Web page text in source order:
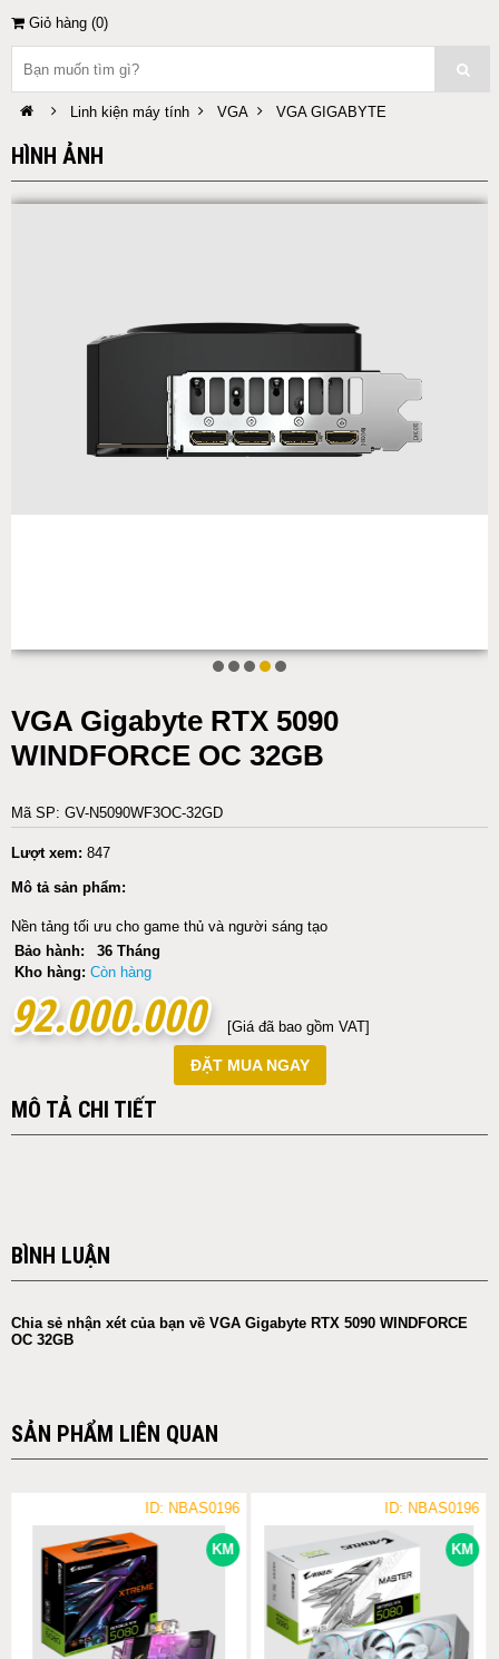
Giỏ hàng (0)
Linh kiện máy tính VGA VGA GIGABYTE
HÌNH ẢNH
VGA Gigabyte RTX 5090
WINDFORCE OC 32GB
Mã SP: GV-N5090WF3OC-32GD
Lượt xem: 847
Mô tả sản phẩm:
Nền tảng tối ưu cho game thủ và người sáng tạo
Bảo hành:
36 Tháng
Kho hàng: Còn hàng
92.000.000
92.000.000 [Giá đã bao gồm VAT]
ĐẶT MUA NGAY
MÔ TẢ CHI TIẾT
BÌNH LUẬN
Chia sẻ nhận xét của bạn về VGA Gigabyte RTX 5090 WINDFORCE
OC 32GB
SẢN PHẨM LIÊN QUAN
KM
ID: NBAS0196
KM
ID: NBAS0196